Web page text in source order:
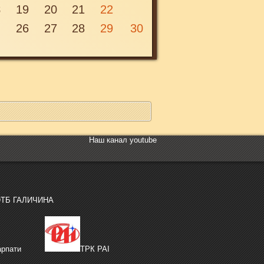
- 4 Мазурки ор.24
- Скерцо Сі бемоль мінор ор.31
- Фантазія-Експромт ор.66
- Три Вальси
ор.64, ор.69#1,ор. 34#3
19 20 21
22
26 27 28 29
30
Наш канал youtube
ГАЛИЧИНА
ТРК РАІ